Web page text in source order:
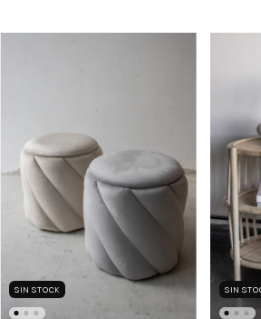
SIN STOCK SIN